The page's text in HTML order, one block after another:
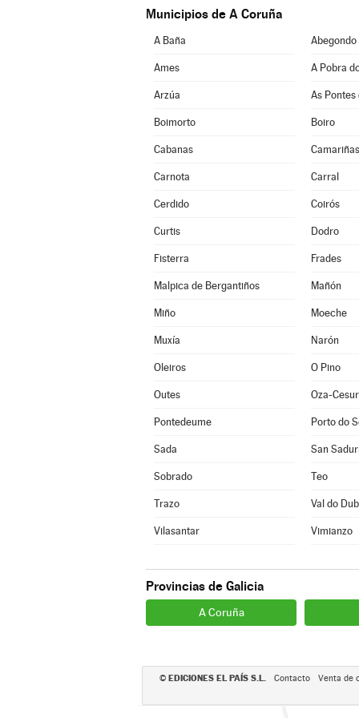
Municipios de A Coruña
A Baña Abegondo
Ames A Pobra
Arzúa As Pontes
Boimorto Boiro
Cabanas Camariñas
Carnota Carral
Cerdido Coirós
Curtis Dodro
Fisterra Frades
Malpica de Bergantiños Mañón
Miño Moeche
Muxía Narón
Oleiros O Pino
Outes Oza-
Pontedeume Porto do
Sada San
Sobrado Teo
Trazo Val do
Vilasantar Vimianzo
Provincias de Galicia
A Coruña
© EDICIONES EL PAÍS S.L. Contacto Venta de